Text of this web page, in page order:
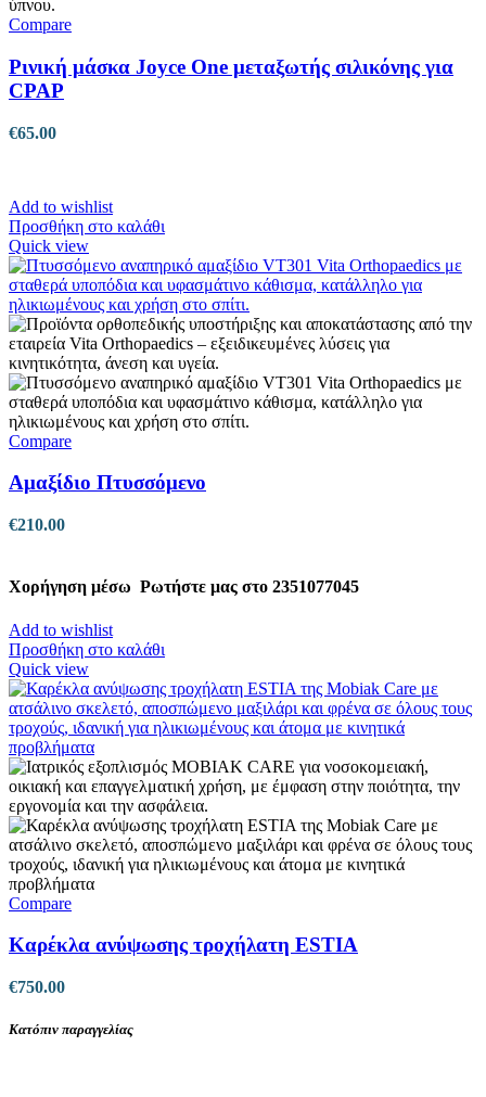
Compare
Ρινική μάσκα Joyce One μεταξωτής σιλικόνης για
CPAP
€65.00
Add to wishlist
Προσθήκη στο καλάθι
Quick view
Compare
Αμαξίδιο Πτυσσόμενο
€210.00
Χορήγηση μέσω Ρωτήστε μας στο 2351077045
Add to wishlist
Προσθήκη στο καλάθι
Quick view
Compare
Καρέκλα ανύψωσης τροχήλατη ESTIA
€750.00
Κατόπιν παραγγελίας